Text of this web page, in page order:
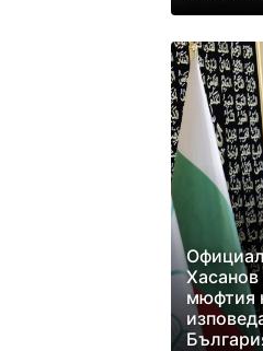
Хасанов
мюфтия